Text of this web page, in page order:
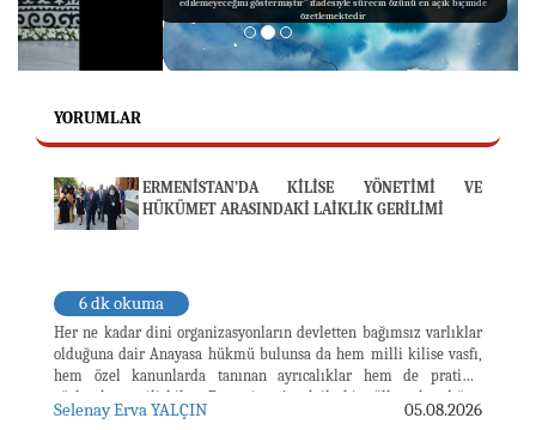
edilemeyeceğini göstermiştir” ifadesiyle sürecin özünü en açık biçimde
özetlemektedir
YORUMLAR
ERMENİSTAN’DA KİLİSE YÖNETİMİ VE
HÜKÜMET ARASINDAKİ LAİKLİK GERİLİMİ
6 dk okuma
Her ne kadar dini organizasyonların devletten bağımsız varlıklar
olduğuna dair Anayasa hükmü bulunsa da hem milli kilise vasfı,
hem özel kanunlarda tanınan ayrıcalıklar hem de pratikte
gözlemlenen ilişkiler Ermenistan’ın laik bir ülke olmadığını
gözler önüne sermektedir.
Selenay Erva YALÇIN 05.08.2026